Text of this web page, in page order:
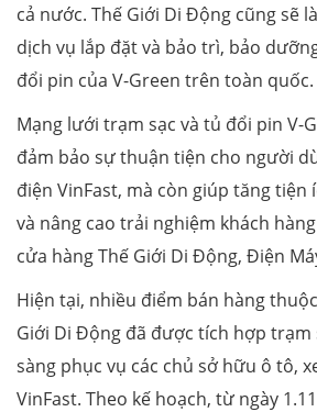
cả nước. Thế Giới Di Động cũng sẽ
dịch vụ lắp đặt và bảo trì, bảo
đổi pin của V-Green trên toàn quốc.
Mạng lưới trạm sạc và tủ đổi pin V-
đảm bảo sự thuận tiện cho người
điện VinFast, mà còn giúp tăng tiện
và nâng cao trải nghiệm khách
cửa hàng Thế Giới Di Động, Điện
Hiện tại, nhiều điểm bán hàng
Giới Di Động đã được tích hợp trạm
sàng phục vụ các chủ sở hữu ô tô,
VinFast. Theo kế hoạch, từ ngày